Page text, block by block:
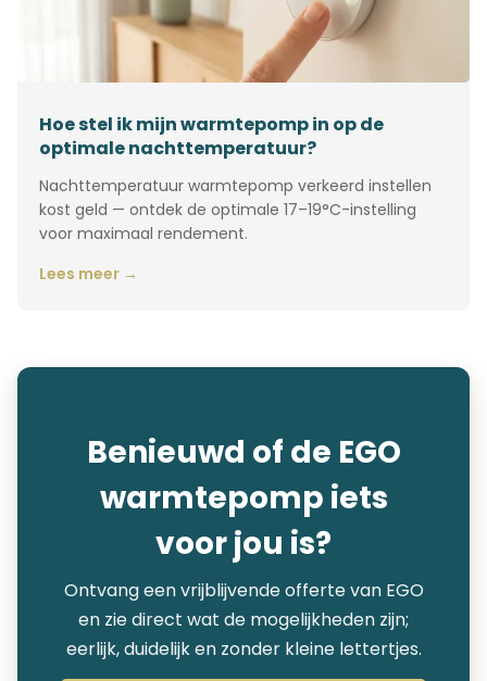
Hoe stel ik mijn warmtepomp in op de
optimale nachttemperatuur?
Nachttemperatuur warmtepomp verkeerd instellen
kost geld — ontdek de optimale 17–19°C-instelling
voor maximaal rendement.
Lees meer →
Benieuwd of de EGO
warmtepomp iets
voor jou is?
Ontvang een vrijblijvende offerte van EGO
en zie direct wat de mogelijkheden zijn;
eerlijk, duidelijk en zonder kleine lettertjes.